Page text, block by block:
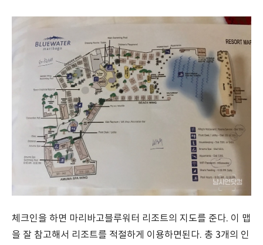
체크인을 하면 마리바고블루워터 리조트의 지도를 준다. 이 맵
을 잘 참고해서 리조트를 적절하게 이용하면된다. 총 3개의 인